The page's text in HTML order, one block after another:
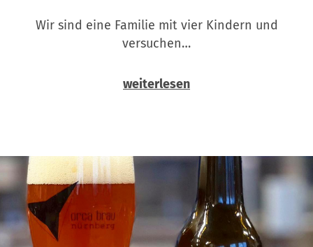
Wir sind eine Familie mit vier Kindern und
versuchen…
weiterlesen